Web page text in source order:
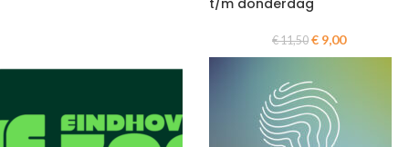
t/m donderdag
€11,50 € 9,00